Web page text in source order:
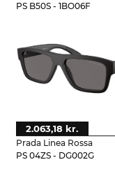
PS B50S - 1BO06F
Prada Linea Rossa
PS 04ZS - DG002G
2.063,18 kr.